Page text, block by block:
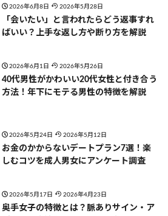
2026年6月8日 2026年5月28日
「会いたい」と言われたらどう返事すれ
ばいい？上手な返し方や断り方を解説
2026年6月1日 2026年5月26日
40代男性がかわいい20代女性と付き合う
方法！年下にモテる男性の特徴を解説
2026年5月24日 2026年5月12日
お金のかからないデートプラン7選！楽
しむコツを成人男女にアンケート調査
2026年5月17日 2026年4月23日
奥手女子の特徴とは？脈ありサイン・ア